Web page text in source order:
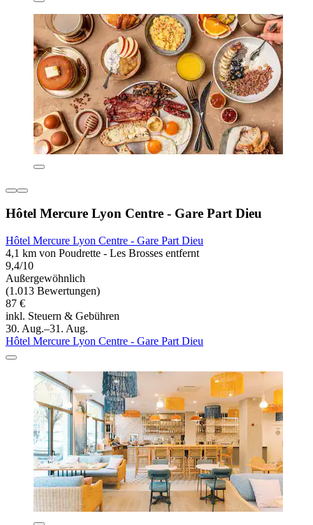
Hôtel Mercure Lyon Centre - Gare Part Dieu
Hôtel Mercure Lyon Centre - Gare Part Dieu
4,1 km von Poudrette - Les Brosses entfernt
9,4/10
Außergewöhnlich
(1.013 Bewertungen)
87 €
inkl. Steuern & Gebühren
30. Aug.–31. Aug.
Hôtel Mercure Lyon Centre - Gare Part Dieu